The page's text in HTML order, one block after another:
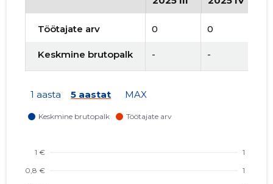
Töötajate arv 0 0
Keskmine brutopalk - -
1 aasta 5 aastat MAX